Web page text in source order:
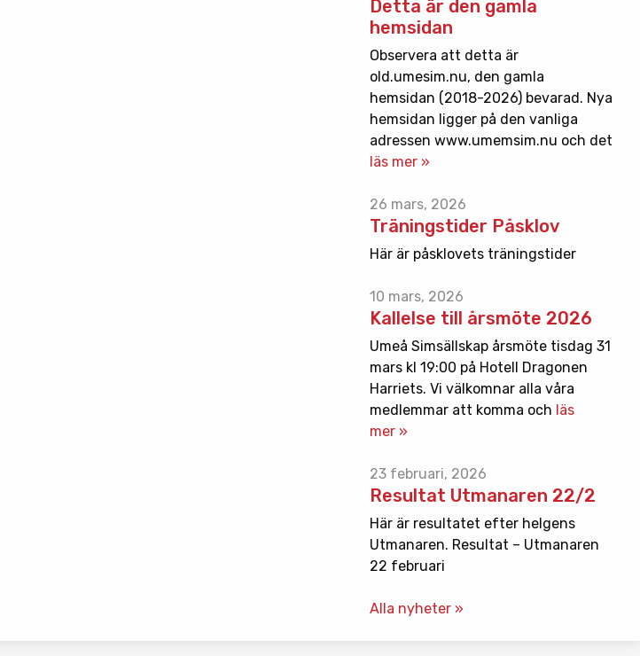
Detta är den gamla
hemsidan
Observera att detta är
old.umesim.nu, den gamla
hemsidan (2018-2026) bevarad. Nya
hemsidan ligger på den vanliga
adressen www.umemsim.nu och det
läs mer »
26 mars, 2026
Träningstider Påsklov
Här är påsklovets träningstider
10 mars, 2026
Kallelse till årsmöte 2026
Umeå Simsällskap årsmöte tisdag 31
mars kl 19:00 på Hotell Dragonen
Harriets. Vi välkomnar alla våra
medlemmar att komma och läs
mer »
23 februari, 2026
Resultat Utmanaren 22/2
Här är resultatet efter helgens
Utmanaren. Resultat – Utmanaren
22 februari
Alla nyheter »